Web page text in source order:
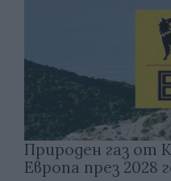
Природен газ от
Европа през 2028